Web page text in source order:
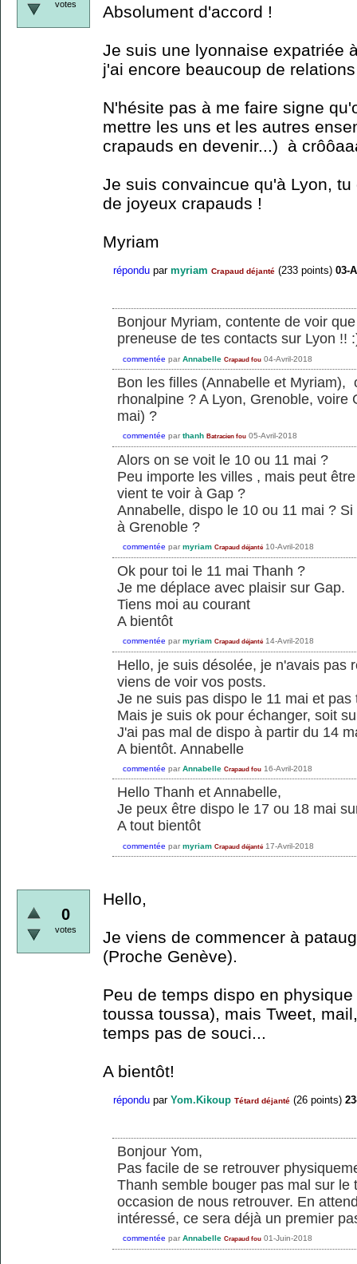
votes Absolument d'accord !
Je suis une lyonnaise expatriée
j'ai encore beaucoup de
N'hésite pas à me faire signe
mettre les uns et les autres
crapauds en devenir...) à
Je suis convaincue qu'à Lyon,
de joyeux crapauds !
Myriam
répondu par myriam Crapaud déjanté (233 points) 03-
Bonjour Myriam, contente de voir
preneuse de tes contacts sur Lyon !!
commentée par Annabelle Crapaud fou 04-Avril-2018
Bon les filles (Annabelle et Myriam),
rhonalpine ? A Lyon, Grenoble,
mai) ?
commentée par thanh Batracien fou 05-Avril-2018
Alors on se voit le 10 ou 11 mai ?
Peu importe les villes , mais peut
vient te voir à Gap ?
Annabelle, dispo le 10 ou 11 mai ?
à Grenoble ?
commentée par myriam Crapaud déjanté 10-Avril-2018
Ok pour toi le 11 mai Thanh ?
Je me déplace avec plaisir sur Gap.
Tiens moi au courant
A bientôt
commentée par myriam Crapaud déjanté 14-Avril-2018
Hello, je suis désolée, je n'avais pas
viens de voir vos posts.
Je ne suis pas dispo le 11 mai et
Mais je suis ok pour échanger, soit
J'ai pas mal de dispo à partir du 14
A bientôt. Annabelle
commentée par Annabelle Crapaud fou 16-Avril-2018
Hello Thanh et Annabelle,
Je peux être dispo le 17 ou 18 mai
A tout bientôt
commentée par myriam Crapaud déjanté 17-Avril-2018
0
votes
Hello,
Je viens de commencer à
(Proche Genève).
Peu de temps dispo en
toussa toussa), mais Tweet,
temps pas de souci...
A bientôt!
répondu par Yom.Kikoup Tétard déjanté (26 points)
Bonjour Yom,
Pas facile de se retrouver
Thanh semble bouger pas mal sur
occasion de nous retrouver. En
intéressé, ce sera déjà un premier
commentée par Annabelle Crapaud fou 01-Juin-2018